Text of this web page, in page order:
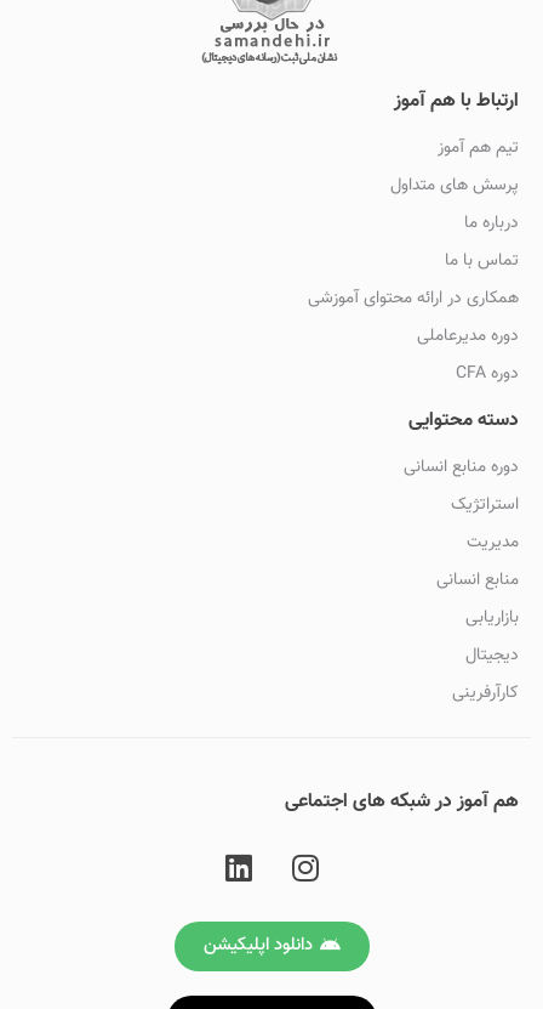
ارتباط با هم آموز
تیم هم آموز
پرسش های متداول
درباره ما
تماس با ما
همکاری در ارائه محتوای آموزشی
دوره مدیرعاملی
دوره CFA
دسته محتوایی
دوره منابع انسانی
استراتژیک
مدیریت
منابع انسانی
بازاریابی
دیجیتال
کارآرفرینی
هم آموز در شبکه های اجتماعی
دانلود اپلیکیشن